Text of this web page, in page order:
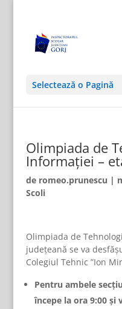
Selectează o Pagină
Olimpiada de
Informației –
de romeo.prunescu |
Scoli
Olimpiada de
județeană se va
Colegiul Tehnic ”Ion
Pentru ambele
începe la ora 9:00 și